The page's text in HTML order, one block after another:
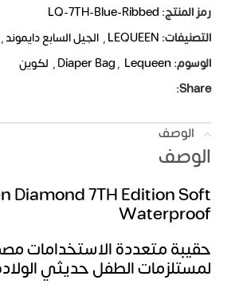
رمز المنتج: LQ-7TH-Blue-Ribbed
التصنيفات: LEQUEEN
, الجيل السابع دايموند,
الوسوم:
Diaper Bag, Lequeen
, لكوين
Share:
الوصف
الوصف
Diamond 7TH Edition Soft
Waterproof
حقيبة متعددة الاستخدامات
لمستلزمات الطفل حديثي